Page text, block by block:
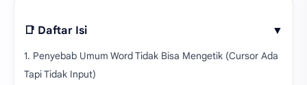
📑 Daftar Isi ▼
1. Penyebab Umum Word Tidak Bisa Mengetik (Cursor Ada
Tapi Tidak Input)